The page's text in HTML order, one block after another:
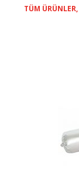
TÜM ÜRÜNLER